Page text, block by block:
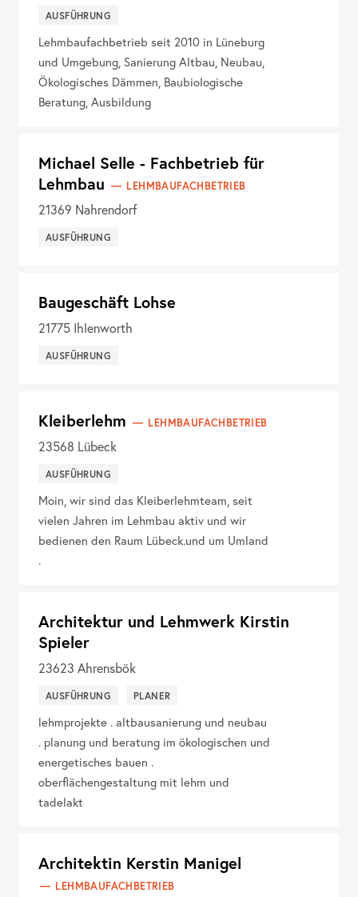
AUSFÜHRUNG
Lehmbaufachbetrieb seit 2010 in Lüneburg
und Umgebung, Sanierung Altbau, Neubau,
Ökologisches Dämmen, Baubiologische
Beratung, Ausbildung
Michael Selle - Fachbetrieb für
Lehmbau
LEHMBAUFACHBETRIEB
21369 Nahrendorf
AUSFÜHRUNG
Baugeschäft Lohse
21775 Ihlenworth
AUSFÜHRUNG
Kleiberlehm LEHMBAUFACHBETRIEB
23568 Lübeck
AUSFÜHRUNG
Moin, wir sind das Kleiberlehmteam, seit
vielen Jahren im Lehmbau aktiv und wir
bedienen den Raum Lübeck.und um Umland
.
Architektur und Lehmwerk Kirstin
Spieler
23623 Ahrensbök
AUSFÜHRUNG PLANER
lehmprojekte . altbausanierung und neubau
. planung und beratung im ökologischen und
energetisches bauen .
oberflächengestaltung mit lehm und
tadelakt
Architektin Kerstin Manigel
LEHMBAUFACHBETRIEB